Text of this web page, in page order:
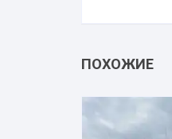
ПОХОЖИЕ